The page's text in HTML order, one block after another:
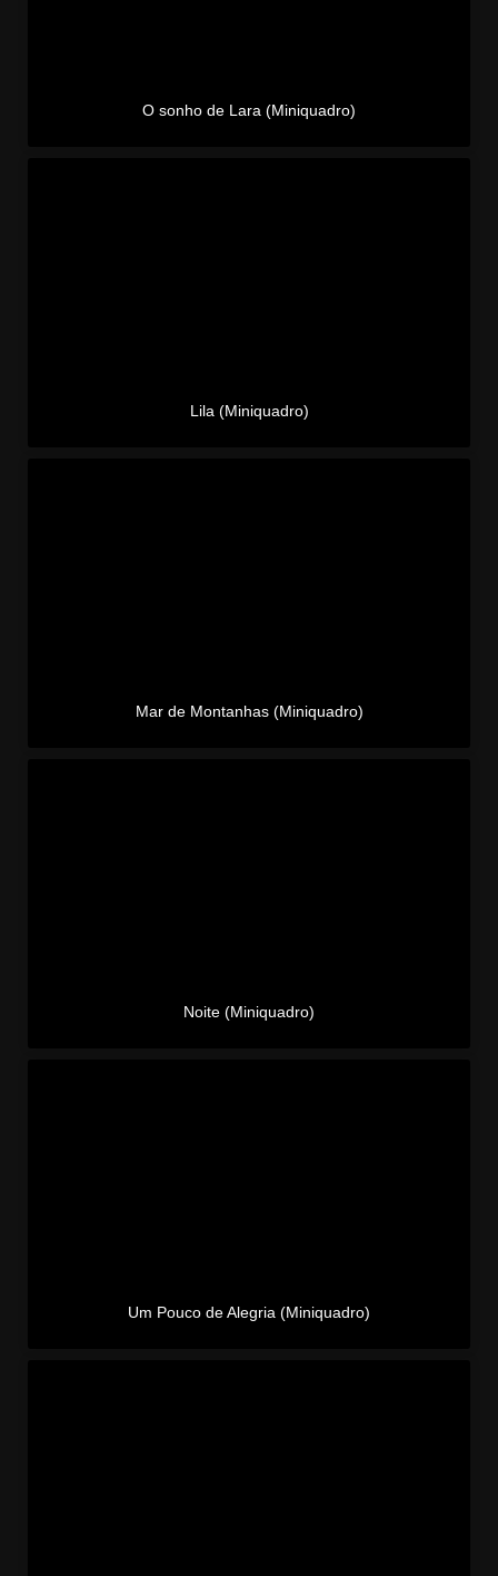
O sonho de Lara (Miniquadro)
Lila (Miniquadro)
Mar de Montanhas (Miniquadro)
Noite (Miniquadro)
Um Pouco de Alegria (Miniquadro)